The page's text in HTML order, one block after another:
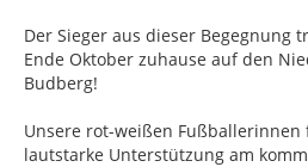
Der Sieger aus dieser Begegnung
Ende Oktober zuhause auf den
Budberg!
Unsere rot-weißen
lautstarke Unterstützung am